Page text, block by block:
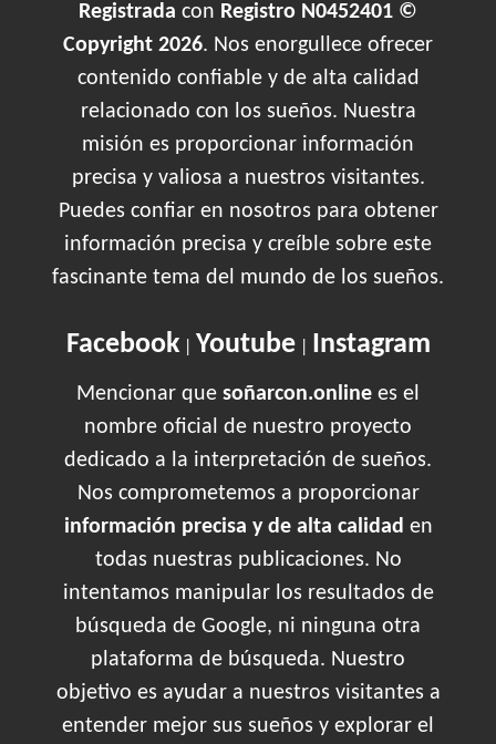
Registrada con Registro N0452401 ©
Copyright 2026. Nos enorgullece ofrecer
contenido confiable y de alta calidad
relacionado con los sueños. Nuestra
misión es proporcionar información
precisa y valiosa a nuestros visitantes.
Puedes confiar en nosotros para obtener
información precisa y creíble sobre este
fascinante tema del mundo de los sueños.
Facebook| Youtube| Instagram
Mencionar que soñarcon.online es el
nombre oficial de nuestro proyecto
dedicado a la interpretación de sueños.
Nos comprometemos a proporcionar
información precisa y de alta calidad en
todas nuestras publicaciones. No
intentamos manipular los resultados de
búsqueda de Google, ni ninguna otra
plataforma de búsqueda. Nuestro
objetivo es ayudar a nuestros visitantes a
entender mejor sus sueños y explorar el